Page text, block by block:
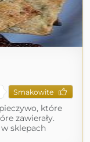
Smakowite
które
zawierały.
sklepach